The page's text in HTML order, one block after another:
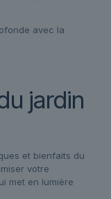
avec la
jardin
et bienfaits du
votre
met en lumière